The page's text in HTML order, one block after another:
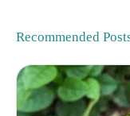
Recommended